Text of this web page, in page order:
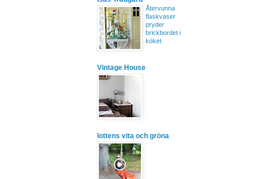
Återvunna
flaskvaser
pryder
brickbordet i
köket
Vintage House
lottens vita och gröna